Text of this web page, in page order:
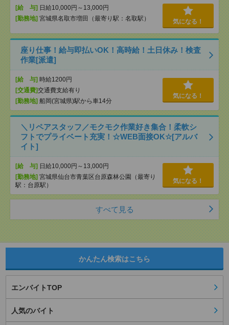
[給 与] 日給10,000円～13,000円
[勤務地] 宮城県名取市増田（最寄り駅：名取駅） 気になる！
座り仕事！給与即払いOK！高時給！土日休み！検査
作業[派遣]
[給 与] 時給1200円
[交通費]交通費支給有り
[勤務地] 船岡(宮城県)駅から車14分
気になる！
＼リペアスタッフ／モクモク作業好き集合！柔軟シ
フトでプライベート充実！☆WEB面接OK☆[アルバ
イト]
[給 与] 日給10,000円～13,000円
[勤務地] 宮城県仙台市青葉区台原森林公園（最寄り
駅：台原駅）
気になる！
すべて見る
かんたん検索はこちら
エンバイトTOP
人気のバイト